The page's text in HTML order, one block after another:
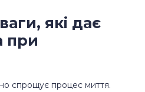
які дає
при
спрощує процес миття.